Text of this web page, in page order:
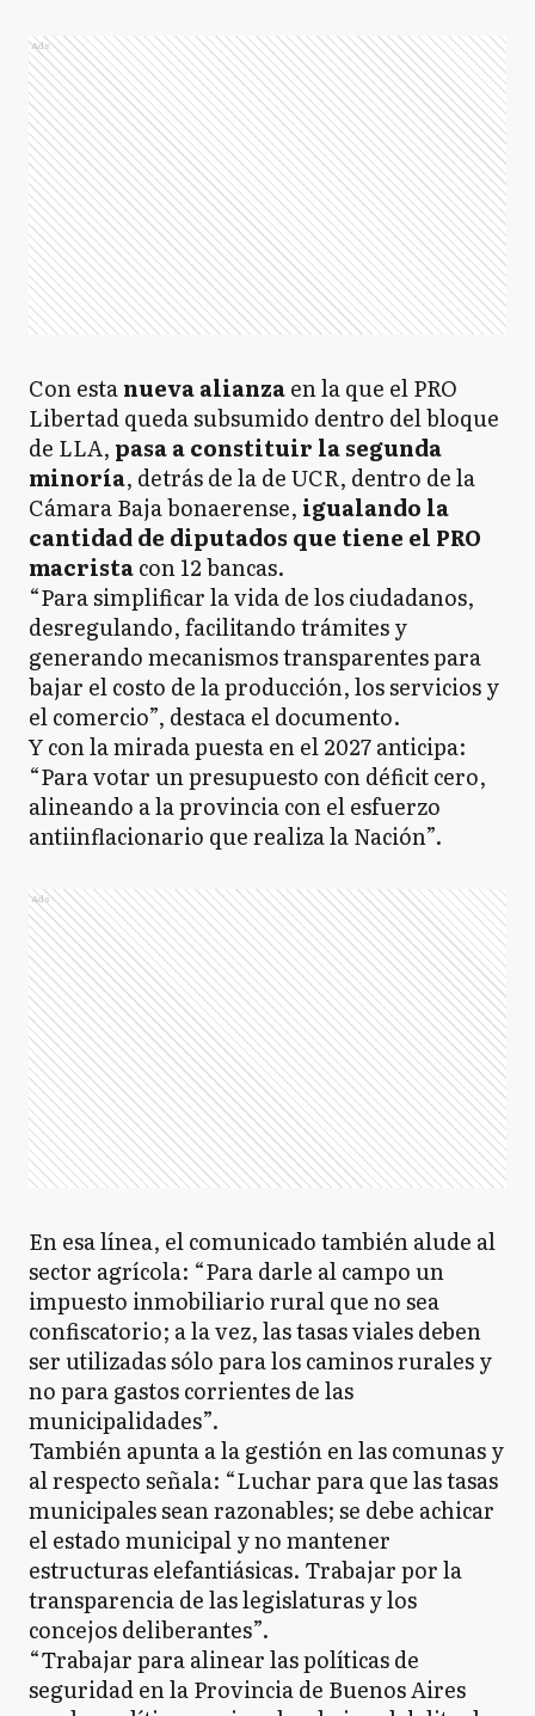
Ads
Con estanueva alianzaen la que el PRO
Libertad queda subsumido dentro del bloque
de LLA, pasa a constituir la segunda
minoría, detrás de la de UCR, dentro de la
Cámara Baja bonaerense, igualando la
cantidad de diputados que tiene el PRO
macristacon 12 bancas.
“Para simplificar la vida de los ciudadanos,
desregulando, facilitando trámites y
generando mecanismos transparentes para
bajar el costo de la producción, los servicios y
el comercio”, destaca el documento.
Y con la mirada puesta en el 2027 anticipa:
“Para votar un presupuesto con déficit cero,
alineando a la provincia con el esfuerzo
antiinflacionario que realiza la Nación”.
Ads
En esa línea, el comunicado también alude al
sector agrícola: “Para darle al campo un
impuesto inmobiliario rural que no sea
confiscatorio; a la vez, las tasas viales deben
ser utilizadas sólo para los caminos rurales y
no para gastos corrientes de las
municipalidades”.
También apunta a la gestión en las comunas y
al respecto señala: “Luchar para que las tasas
municipales sean razonables; se debe achicar
el estado municipal y no mantener
estructuras elefantiásicas. Trabajar por la
transparencia de las legislaturas y los
concejos deliberantes”.
“Trabajar para alinear las políticas de
seguridad en la Provincia de Buenos Aires